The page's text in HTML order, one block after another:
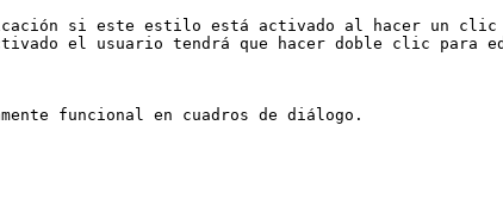
si este estilo está activado al hacer un
el usuario tendrá que hacer doble clic para
funcional en cuadros de diálogo.